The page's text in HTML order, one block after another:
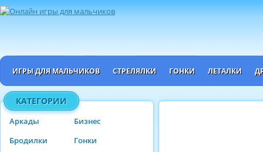
ИГРЫ ДЛЯ МАЛЬЧИКОВ СТРЕЛЯЛКИ ГОНКИ ЛЕТАЛКИ
КАТЕГОРИИ
Аркады
Бизнес
Бродилки
Гонки